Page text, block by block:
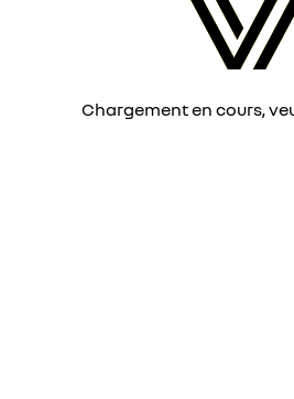
Chargement en cours,